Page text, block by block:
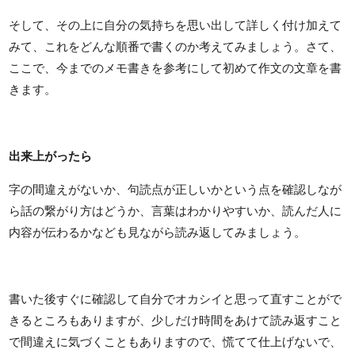
そして、その上に自分の気持ちを思い出して詳しく付け加えて
みて、これをどんな順番で書くのか考えてみましょう。さて、
ここで、今までのメモ書きを参考にして初めて作文の文章を書
きます。
出来上がったら
字の間違えがないか、句読点が正しいかという点を確認しなが
ら話の繋がり方はどうか、言葉はわかりやすいか、読んだ人に
内容が伝わるかなども見ながら読み返してみましょう。
書いた後すぐに確認して自分でオカシイと思って直すことがで
きるところもありますが、少しだけ時間をあけて読み返すこと
で間違えに気づくこともありますので、慌てて仕上げないで、